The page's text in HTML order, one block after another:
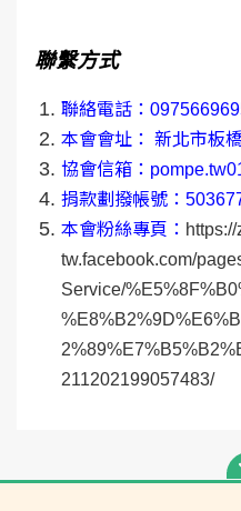
聯繫方式
聯絡電話：
本會會址： 新北市板
協會信箱：
捐款劃撥帳號：
本會粉絲專頁：
tw.facebook.com/
Service/
211202199057483/